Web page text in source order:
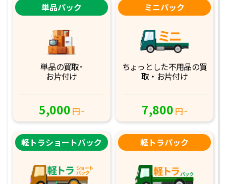
単品パック
単品の買取･
お片付け
5,000 円~
ミニパック
ちょっとした不用品の買
取・お片付け
7,800 円~
軽トラショートバック 軽トラパック